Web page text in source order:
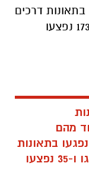
ילדים נפגעו בתאונות דרכים
בתחומי הערים בשנת 2023 מתוכם 173 נפצעו
בשנת 2023, אחד מהם
קשה. 412 ילדים נפגעו בתאונות
דרכים בעיר בעשור האחרון, 3 נהרגו ו-35 נפצעו